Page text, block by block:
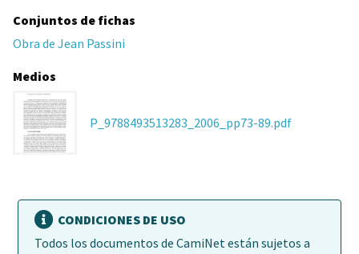
Conjuntos de fichas
Obra de Jean Passini
Medios
P_9788493513283_2006_pp73-89.pdf
CONDICIONES DE USO
Todos los documentos de CamiNet están sujetos a